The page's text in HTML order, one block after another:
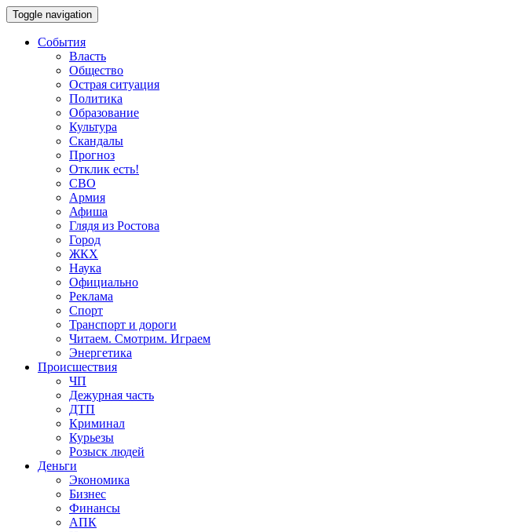
Toggle navigation
События
Власть
Общество
Острая ситуация
Политика
Образование
Культура
Скандалы
Прогноз
Отклик есть!
СВО
Армия
Афиша
Глядя из Ростова
Город
ЖКХ
Наука
Официально
Реклама
Спорт
Транспорт и дороги
Читаем. Смотрим. Играем
Энергетика
Происшествия
ЧП
Дежурная часть
ДТП
Криминал
Курьезы
Розыск людей
Деньги
Экономика
Бизнес
Финансы
АПК